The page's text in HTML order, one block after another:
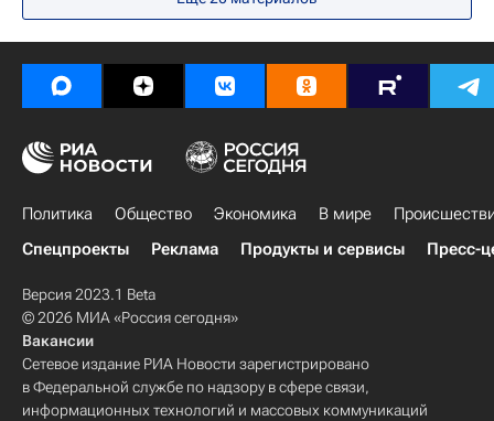
Политика Общество Экономика В мире
Спецпроекты
Реклама Продукты и сервисы Пресс-
Версия 2023.1 Beta
© 2026 МИА «Россия сегодня»
Вакансии
Сетевое издание РИА Новости зарегистрировано
в Федеральной службе по надзору в сфере связи,
информационных технологий и массовых коммуникаций